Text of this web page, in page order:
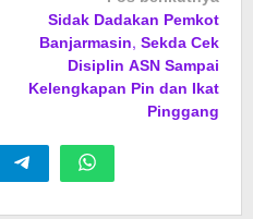
Sidak Dadakan Pemkot
Banjarmasin, Sekda Cek
Disiplin ASN Sampai
Kelengkapan Pin dan Ikat
Pinggang